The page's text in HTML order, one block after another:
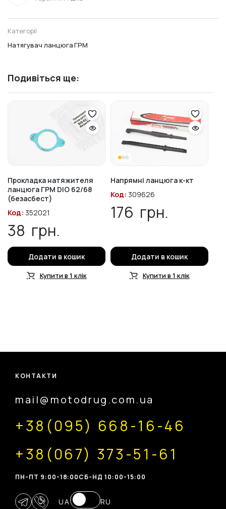
Категорії
Натягувач ланцюга ГРМ
Подивіться ще:
Прокладка натяжителя
ланцюга ГРМ DIO 62/68
(безасбест)
Код: 352021
38 грн.
Додати в кошик
Купити в 1 клік
Напрямні ланцюга к-кт
Код: 309626
176 грн.
Додати в кошик
Купити в 1 клік
КОНТАКТИ
mail@motodrug.com.ua
+38(095) 668-16-46
+38(067) 373-51-61
ПН-ПТ 9:00-18:00CБ-НД 10:00-15:00
UA RU